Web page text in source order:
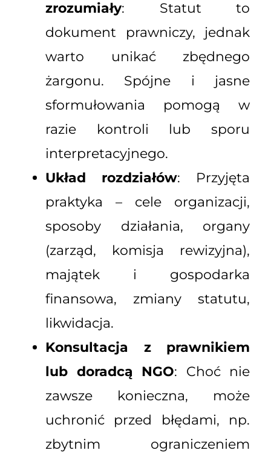
zrozumiały: Statut to
dokument prawniczy, jednak
warto unikać zbędnego
żargonu. Spójne i jasne
sformułowania pomogą w
razie kontroli lub sporu
interpretacyjnego.
Układ rozdziałów: Przyjęta
praktyka – cele organizacji,
sposoby działania, organy
(zarząd, komisja rewizyjna),
majątek i gospodarka
finansowa, zmiany statutu,
likwidacja.
Konsultacja z prawnikiem
lub doradcą NGO: Choć nie
zawsze konieczna, może
uchronić przed błędami, np.
zbytnim ograniczeniem